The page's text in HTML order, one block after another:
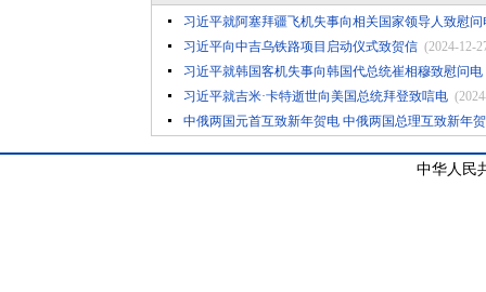
习近平就阿塞拜疆飞机失事向相关国家领导人致慰问
习近平向中吉乌铁路项目启动仪式致贺信 (2024-12-
习近平就韩国客机失事向韩国代总统崔相穆致慰问电
习近平就吉米·卡特逝世向美国总统拜登致唁电
中俄两国元首互致新年贺电 中俄两国总理互致新年
中华人民